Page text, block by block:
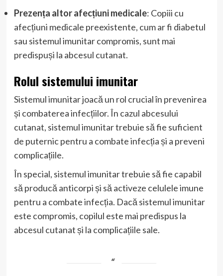
Prezența altor afecțiuni medicale: Copiii cu
afecțiuni medicale preexistente, cum ar fi diabetul
sau sistemul imunitar compromis, sunt mai
predispuși la abcesul cutanat.
Rolul sistemului imunitar
Sistemul imunitar joacă un rol crucial în prevenirea
și combaterea infecțiilor. În cazul abcesului
cutanat, sistemul imunitar trebuie să fie suficient
de puternic pentru a combate infecția și a preveni
complicațiile.
În special, sistemul imunitar trebuie să fie capabil
să producă anticorpi și să activeze celulele imune
pentru a combate infecția. Dacă sistemul imunitar
este compromis, copilul este mai predispus la
abcesul cutanat și la complicațiile sale.